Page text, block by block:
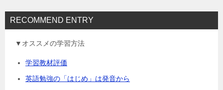
RECOMMEND ENTRY
▼オススメの学習方法
学習教材評価
英語勉強の「はじめ」は発音から